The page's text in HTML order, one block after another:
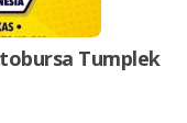
Tumplek